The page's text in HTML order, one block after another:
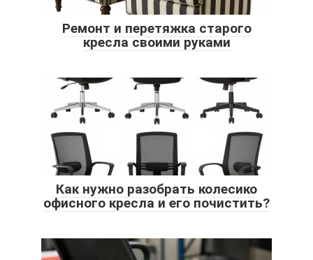
Ремонт и перетяжка старого
кресла своими руками
Как нужно разобрать колесико
офисного кресла и его почистить?